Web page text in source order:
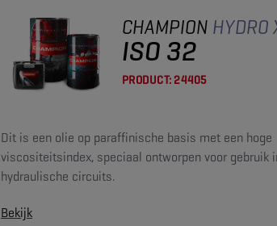
CHAMPION HYDRO
ISO 32
PRODUCT:24405
Dit is een olie op paraffinische basis met een hoge
viscositeitsindex, speciaal ontworpen voor gebruik
hydraulische circuits.
Bekijk